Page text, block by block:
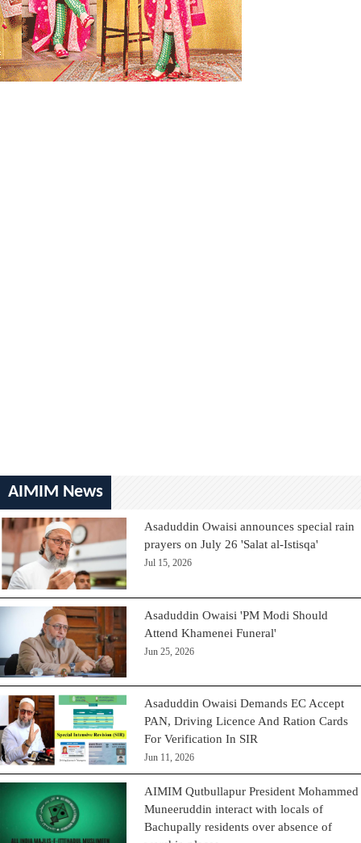
AIMIM News
Asaduddin Owaisi announces special rain
prayers on July 26 'Salat al-Istisqa'
Jul 15, 2026
Asaduddin Owaisi 'PM Modi Should
Attend Khamenei Funeral'
Jun 25, 2026
Asaduddin Owaisi Demands EC Accept
PAN, Driving Licence And Ration Cards
For Verification In SIR
Jun 11, 2026
AIMIM Qutbullapur President Mohammed
Muneeruddin interact with locals of
Bachupally residents over absence of